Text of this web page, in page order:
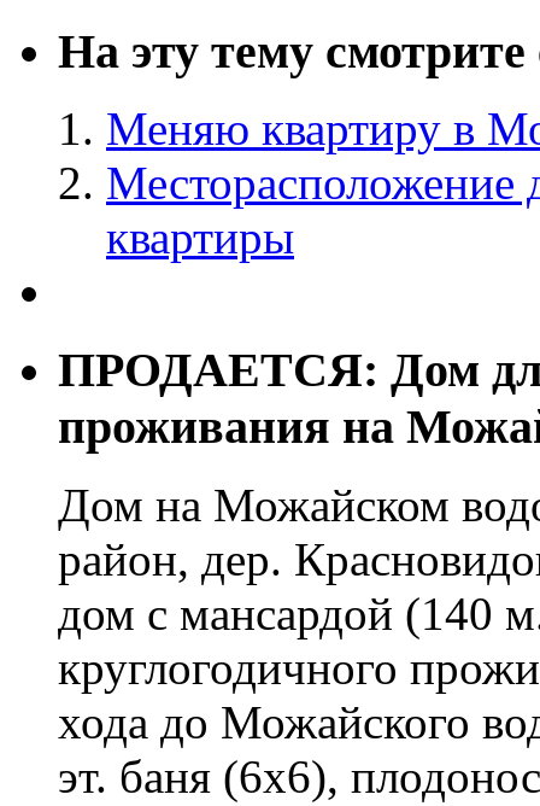
На эту тему
Меняю квартиру в
Месторасположение
квартиры
ПРОДАЕТСЯ: Дом для
проживания на
Дом на Можайском
район, дер.
дом с мансардой (140
круглогодичного
хода до Можайского
эт. баня (6х6),